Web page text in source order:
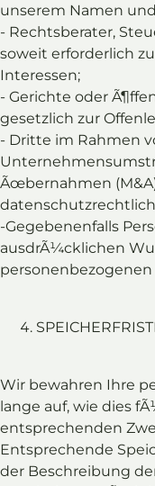
unserem Namen
- Rechtsberater,
soweit erforderlich
Interessen;
- Gerichte oder
gesetzlich zur
- Dritte im Rahmen
Ãœbernahmen
-Gegebenenfalls
ausdrÃ¼cklichen
Wir bewahren Ihre
lange auf, wie dies
entsprechenden
Entsprechende
der Beschreibung